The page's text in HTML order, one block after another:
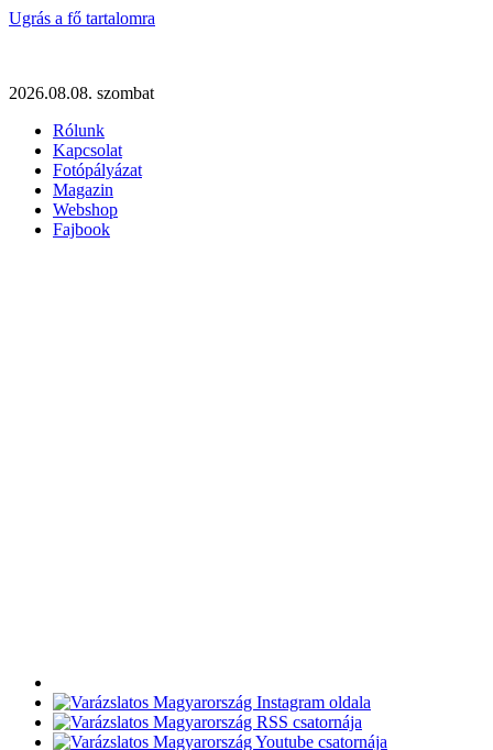
Ugrás a fő tartalomra
2026.08.08. szombat
Rólunk
Kapcsolat
Fotópályázat
Magazin
Webshop
Fajbook